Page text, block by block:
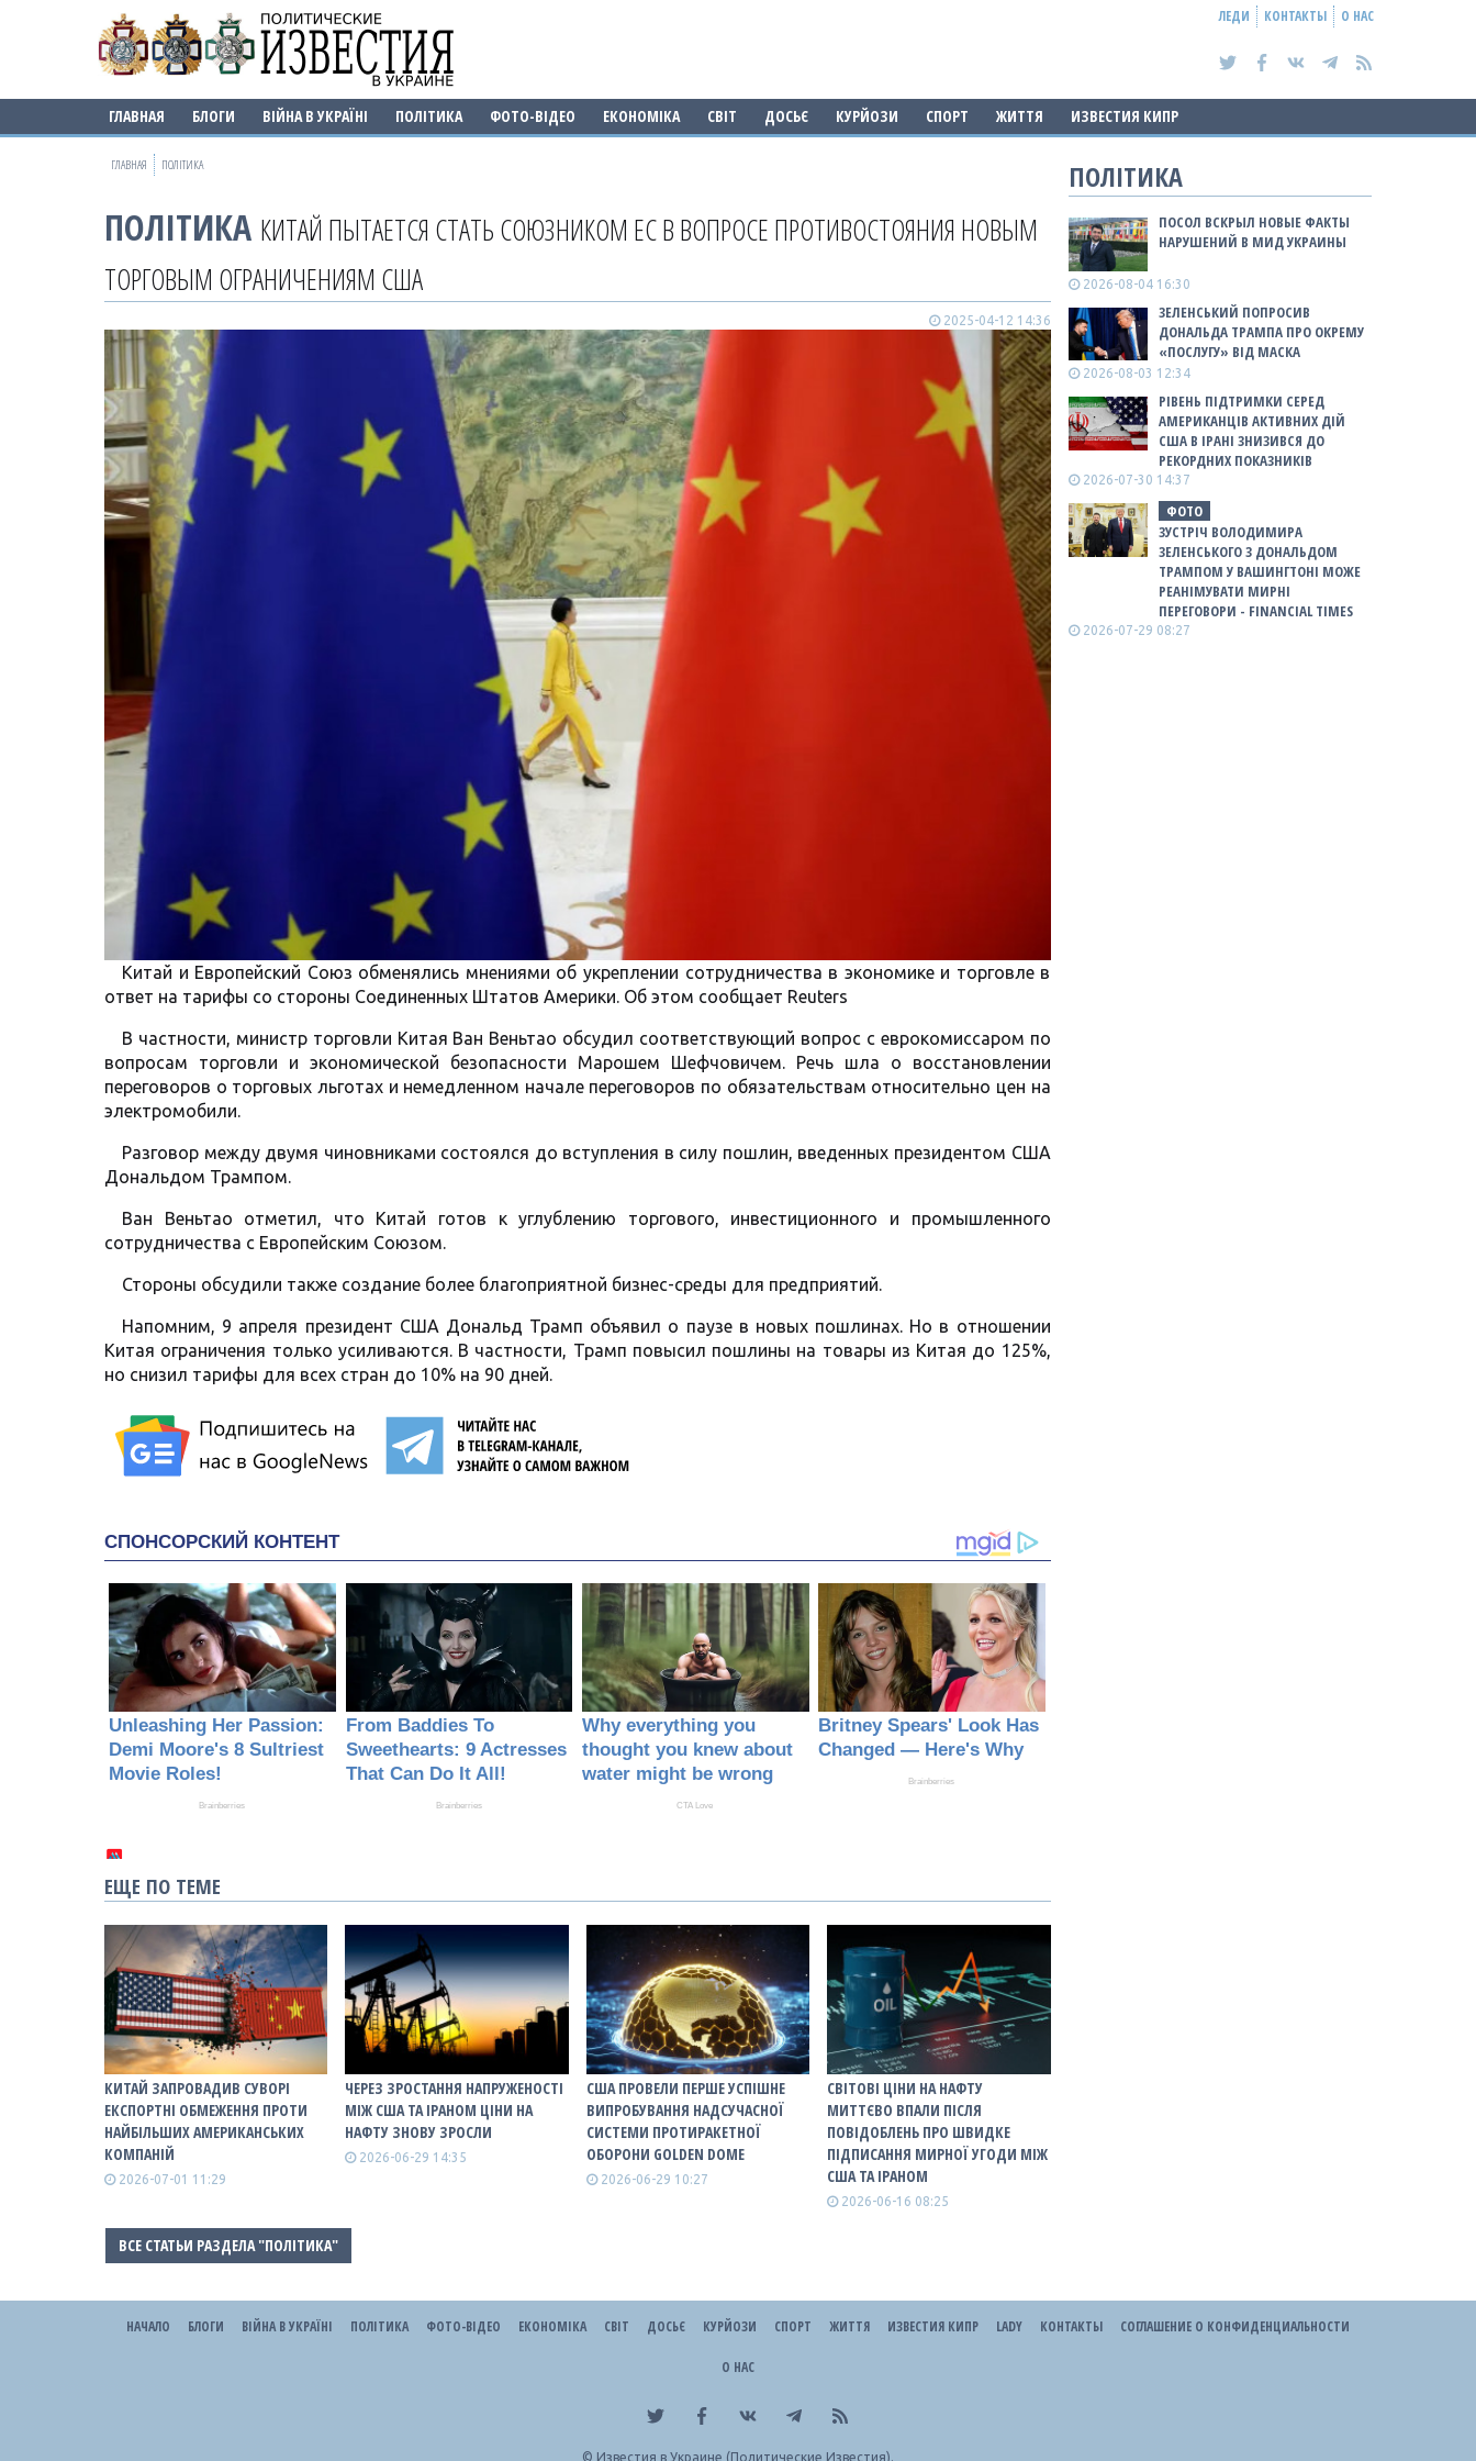
ЛЕДИ КОНТАКТЫ О НАС
ГЛАВНАЯ БЛОГИ ВІЙНА В УКРАЇНІ ПОЛІТИКА ФОТО-ВІДЕО ЕКОНОМІКА СВІТ ДОСЬЄ КУРЙОЗИ СПОРТ ЖИТТЯ ИЗВЕСТИЯ КИПР
ГЛАВНАЯ ПОЛІТИКА
ПОЛІТИКА КИТАЙ ПЫТАЕТСЯ СТАТЬ СОЮЗНИКОМ ЕС В ВОПРОСЕ ПРОТИВОСТОЯНИЯ НОВЫМ
ТОРГОВЫМ ОГРАНИЧЕНИЯМ США
2025-04-12 14:36
Китай и Европейский Союз обменялись мнениями об укреплении сотрудничества в экономике и торговле в
ответ на тарифы со стороны Соединенных Штатов Америки. Об этом сообщает Reuters
В частности, министр торговли Китая Ван Веньтао обсудил соответствующий вопрос с еврокомиссаром по
вопросам торговли и экономической безопасности Марошем Шефчовичем. Речь шла о восстановлении
переговоров о торговых льготах и немедленном начале переговоров по обязательствам относительно цен на
электромобили.
Разговор между двумя чиновниками состоялся до вступления в силу пошлин, введенных президентом США
Дональдом Трампом.
Ван Веньтао отметил, что Китай готов к углублению торгового, инвестиционного и промышленного
сотрудничества с Европейским Союзом.
Стороны обсудили также создание более благоприятной бизнес-среды для предприятий.
Напомним, 9 апреля президент США Дональд Трамп объявил о паузе в новых пошлинах. Но в отношении
Китая ограничения только усиливаются. В частности, Трамп повысил пошлины на товары из Китая до 125%,
но снизил тарифы для всех стран до 10% на 90 дней.
ЕЩЕ ПО ТЕМЕ
КИТАЙ ЗАПРОВАДИВ СУВОРІ
ЕКСПОРТНІ ОБМЕЖЕННЯ ПРОТИ
НАЙБІЛЬШИХ АМЕРИКАНСЬКИХ
КОМПАНІЙ
2026-07-01 11:29
ЧЕРЕЗ ЗРОСТАННЯ НАПРУЖЕНОСТІ
МІЖ США ТА ІРАНОМ ЦІНИ НА
НАФТУ ЗНОВУ ЗРОСЛИ
2026-06-29 14:35
США ПРОВЕЛИ ПЕРШЕ УСПІШНЕ
ВИПРОБУВАННЯ НАДСУЧАСНОЇ
СИСТЕМИ ПРОТИРАКЕТНОЇ
ОБОРОНИ GOLDEN DOME
2026-06-29 10:27
СВІТОВІ ЦІНИ НА НАФТУ
МИТТЄВО ВПАЛИ ПІСЛЯ
ПОВІДОБЛЕНЬ ПРО ШВИДКЕ
ПІДПИСАННЯ МИРНОЇ УГОДИ МІЖ
США ТА ІРАНОМ
2026-06-16 08:25
ВСЕ СТАТЬИ РАЗДЕЛА "ПОЛІТИКА"
ПОЛІТИКА
ПОСОЛ ВСКРЫЛ НОВЫЕ ФАКТЫ
НАРУШЕНИЙ В МИД УКРАИНЫ
2026-08-04 16:30
ЗЕЛЕНСЬКИЙ ПОПРОСИВ
ДОНАЛЬДА ТРАМПА ПРО ОКРЕМУ
«ПОСЛУГУ» ВІД МАСКА
2026-08-03 12:34
РІВЕНЬ ПІДТРИМКИ СЕРЕД
АМЕРИКАНЦІВ АКТИВНИХ ДІЙ
США В ІРАНІ ЗНИЗИВСЯ ДО
РЕКОРДНИХ ПОКАЗНИКІВ
2026-07-30 14:37
ФОТО
ЗУСТРІЧ ВОЛОДИМИРА
ЗЕЛЕНСЬКОГО З ДОНАЛЬДОМ
ТРАМПОМ У ВАШИНГТОНІ МОЖЕ
РЕАНІМУВАТИ МИРНІ
ПЕРЕГОВОРИ - FINANCIAL TIMES
2026-07-29 08:27
НАЧАЛО БЛОГИ ВІЙНА В УКРАЇНІ ПОЛІТИКА ФОТО-ВІДЕО ЕКОНОМІКА СВІТ ДОСЬЄ КУРЙОЗИ СПОРТ ЖИТТЯ ИЗВЕСТИЯ КИПР LADY КОНТАКТЫ СОГЛАШЕНИЕ О КОНФИДЕНЦИАЛЬНОСТИ
О НАС
© Известия в Украине (Политические Известия).